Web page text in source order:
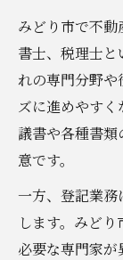
みどり市で不
書士、税理士
れの専門分野や
ズに進めやす
議書や各種書
意です。
一方、登記業務
します。みどり
必要な専門家